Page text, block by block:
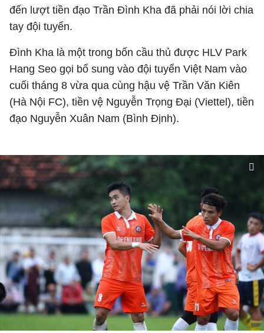
đến lượt tiền đạo Trần Đình Kha đã phải nói lời chia
tay đội tuyển.
Đình Kha là một trong bốn cầu thủ được HLV Park
Hang Seo gọi bổ sung vào đội tuyển Việt Nam vào
cuối tháng 8 vừa qua cùng hậu vệ Trần Văn Kiên
(Hà Nội FC), tiền vệ Nguyễn Trọng Đại (Viettel), tiền
đạo Nguyễn Xuân Nam (Bình Định).